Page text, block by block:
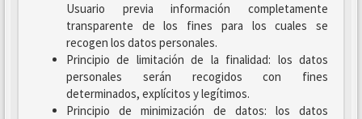
Usuario previa información completamente
transparente de los fines para los cuales se
recogen los datos personales.
Principio de limitación de la finalidad: los datos
personales serán recogidos con fines
determinados, explícitos y legítimos.
Principio de minimización de datos: los datos